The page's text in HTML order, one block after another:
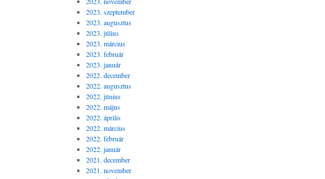
2023. szeptember
2023. augusztus
2023. július
2023. március
2023. február
2023. január
2022. december
2022. augusztus
2022. június
2022. május
2022. április
2022. március
2022. február
2022. január
2021. december
2021. november